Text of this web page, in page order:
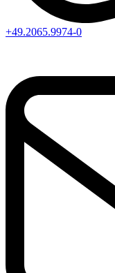
+49.2065.9974-0